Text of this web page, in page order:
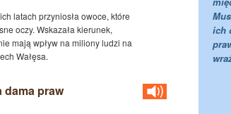
latach przyniosła owoce, które
oczy. Wskazała kierunek,
mają wpływ na miliony ludzi na
Wałęsa.
dama praw
ich